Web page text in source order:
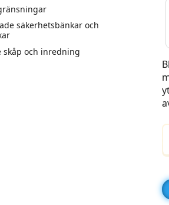
säkerhetsbänkar och
skåp och inredning